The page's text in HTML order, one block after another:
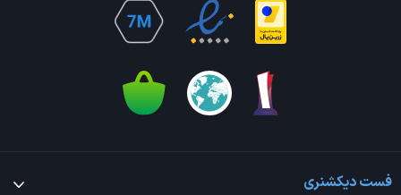
فست دیکشنری